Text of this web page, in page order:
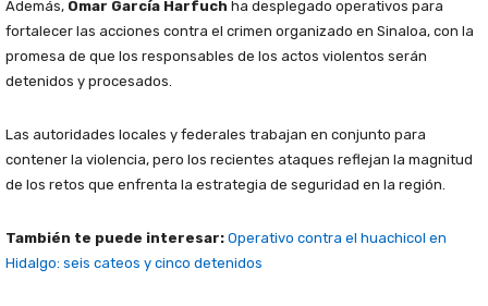
Además, Omar García Harfuch ha desplegado operativos para
fortalecer las acciones contra el crimen organizado en Sinaloa, con la
promesa de que los responsables de los actos violentos serán
detenidos y procesados.
Las autoridades locales y federales trabajan en conjunto para
contener la violencia, pero los recientes ataques reflejan la magnitud
de los retos que enfrenta la estrategia de seguridad en la región.
También te puede interesar: Operativo contra el huachicol en
Hidalgo: seis cateos y cinco detenidos